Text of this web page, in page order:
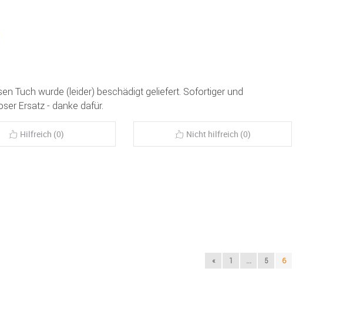
Tuch wurde (leider) beschädigt geliefert. Sofortiger und
Ersatz - danke dafür.
Hilfreich (0) Nicht hilfreich (0)
« 1 ... 5 6